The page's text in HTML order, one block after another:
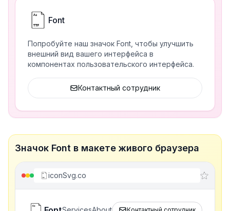
Font
Попробуйте наш значок Font, чтобы улучшить
внешний вид вашего интерфейса в
компонентах пользовательского интерфейса.
Контактный сотрудник
Значок Font в макете живого браузера
iconSvg.co